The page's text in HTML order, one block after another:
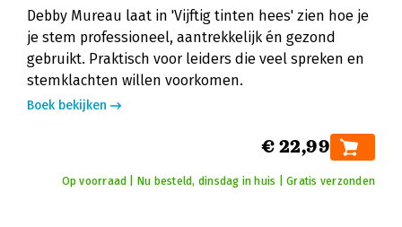
Debby Mureau laat in 'Vijftig tinten hees' zien hoe je
je stem professioneel, aantrekkelijk én gezond
gebruikt. Praktisch voor leiders die veel spreken en
stemklachten willen voorkomen.
Boek bekijken
€ 22,99
Op voorraad | Nu besteld, dinsdag in huis | Gratis verzonden